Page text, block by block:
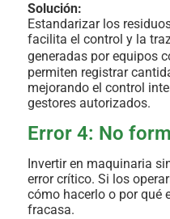
Solución:
Estandarizar los
facilita el control y la
generadas por equipos
permiten registrar
mejorando el control
gestores autorizados.
Error 4: No
Invertir en maquinaria
error crítico. Si los
cómo hacerlo o por qué
fracasa.